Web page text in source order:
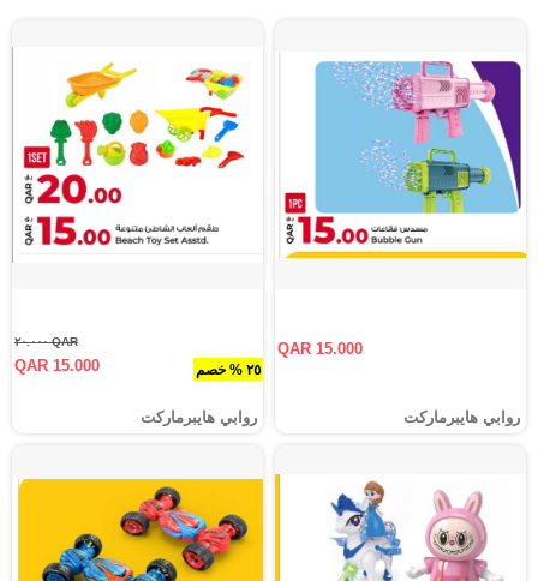
QAR 15.000
روابي هايبرماركت
٢٥ % خصم
QAR ٢٠.٠٠٠
QAR 15.000
روابي هايبرماركت